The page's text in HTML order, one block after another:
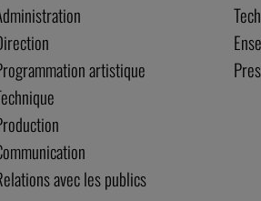
artistique
avec les publics